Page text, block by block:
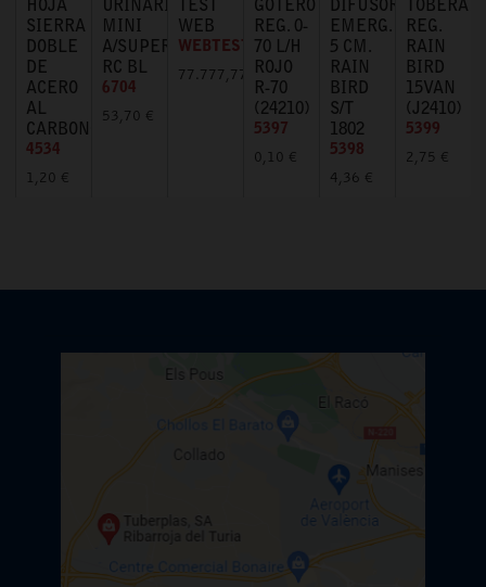
HOJA
SIERRA
DOBLE
DE
ACERO
AL
CARBONO
4534
1,20 €
URINARIO
MINI
A/SUPERIOR
RC BL
6704
53,70 €
TEST
WEB
WEBTEST
77.777,77 €
GOTERO
REG. 0-
70 L/H
ROJO
R-70
(24210)
5397
0,10 €
DIFUSOR
EMERG.
5 CM.
RAIN
BIRD
S/T
1802
5398
4,36 €
TOBERA
REG.
RAIN
BIRD
15VAN
(J2410)
5399
2,75 €